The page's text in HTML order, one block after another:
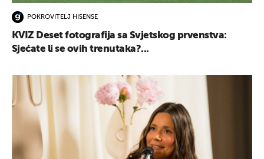
POKROVITELJ HISENSE
KVIZ Deset fotografija sa Svjetskog prvenstva:
Sjećate li se ovih trenutaka?...